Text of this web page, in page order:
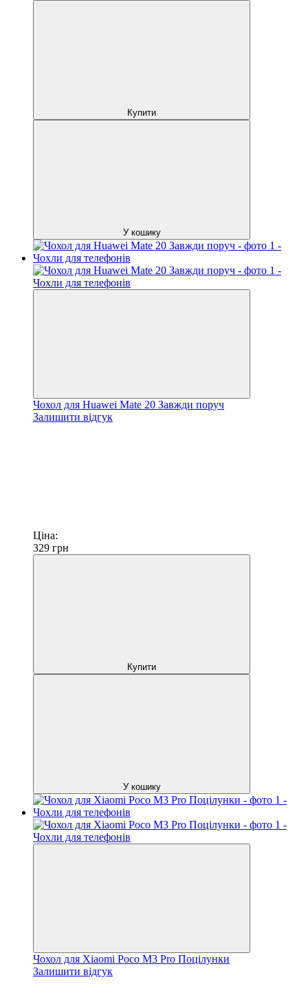
Купити
У кошику
Чохол для Huawei Mate 20 Завжди поруч
Залишити відгук
Ціна:
329 грн
Купити
У кошику
Чохол для Xiaomi Poco M3 Pro Поцілунки
Залишити відгук